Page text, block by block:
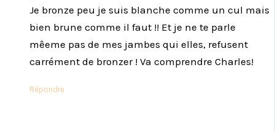
Je bronze peu je suis blanche comme un cul mais
bien brune comme il faut !! Et je ne te parle
mêeme pas de mes jambes qui elles, refusent
carrément de bronzer ! Va comprendre Charles!
Répondre